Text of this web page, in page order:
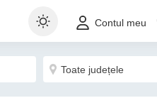
Contul meu